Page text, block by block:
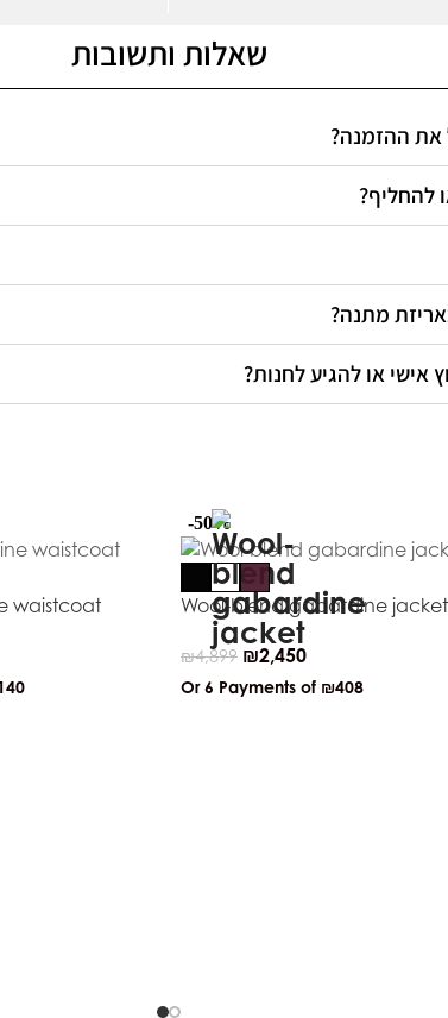
שאלות ותשובות
את ההזמנה?
להחליף?
מתנה?
אישי או להגיע לחנות?
waistcoat
-50%
Wool-blend gabardine jacket
₪4,899 ₪2,450
Or 6 Payments of ₪408